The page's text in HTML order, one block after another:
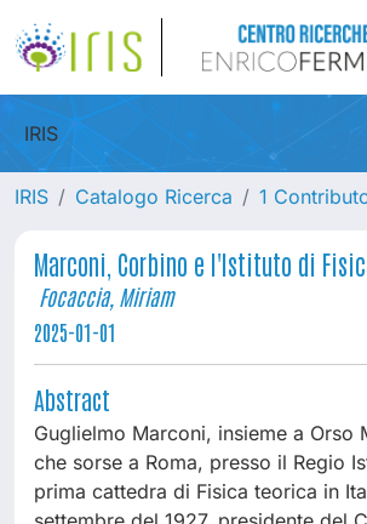
IRIS
IRIS Catalogo Ricerca 1
Marconi, Corbino e l'Istituto di
Focaccia, Miriam
2025-01-01
Abstract
Guglielmo Marconi, insieme a
che sorse a Roma, presso il Regio
prima cattedra di Fisica teorica in